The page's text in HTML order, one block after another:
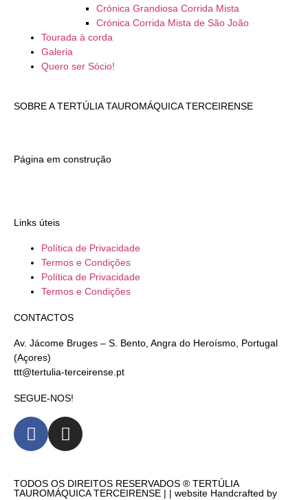
Crónica Grandiosa Corrida Mista
Crónica Corrida Mista de São João
Tourada à corda
Galeria
Quero ser Sócio!
SOBRE A TERTÚLIA TAUROMÁQUICA TERCEIRENSE
Página em construção
Links úteis
Política de Privacidade
Termos e Condições
Política de Privacidade
Termos e Condições
CONTACTOS
Av. Jácome Bruges – S. Bento, Angra do Heroísmo, Portugal
(Açores)
ttt@tertulia-terceirense.pt
SEGUE-NOS!
TODOS OS DIREITOS RESERVADOS ® TERTÚLIA
TAUROMÁQUICA TERCEIRENSE | | website Handcrafted by